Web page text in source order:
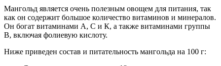
Мангольд является очень полезным овощем для питания, так
как он содержит большое количество витаминов и минералов.
Он богат витаминами А, С и К, а также витаминами группы
В, включая фолиевую кислоту.
Ниже приведен состав и питательность мангольда на 100 г: